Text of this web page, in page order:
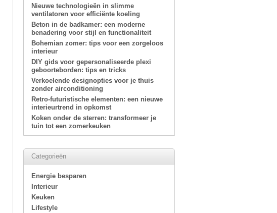
Nieuwe technologieën in slimme
ventilatoren voor efficiënte koeling
Beton in de badkamer: een moderne
benadering voor stijl en functionaliteit
Bohemian zomer: tips voor een zorgeloos
interieur
DIY gids voor gepersonaliseerde plexi
geboorteborden: tips en tricks
Verkoelende designopties voor je thuis
zonder airconditioning
Retro-futuristische elementen: een nieuwe
interieurtrend in opkomst
Koken onder de sterren: transformeer je
tuin tot een zomerkeuken
Categorieën
Energie besparen
Interieur
Keuken
Lifestyle